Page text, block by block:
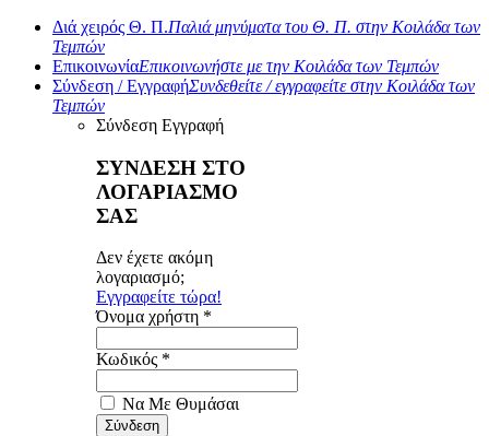
Διά χειρός Θ. Π.Παλιά μηνύματα του Θ. Π. στην Κοιλάδα των
Τεμπών
ΕπικοινωνίαΕπικοινωνήστε με την Κοιλάδα των Τεμπών
Σύνδεση / ΕγγραφήΣυνδεθείτε / εγγραφείτε στην Κοιλάδα των
Τεμπών
Σύνδεση Εγγραφή
ΣΥΝΔΕΣΗ ΣΤΟ
ΛΟΓΑΡΙΑΣΜΟ
ΣΑΣ
Δεν έχετε ακόμη
λογαριασμό;
Εγγραφείτε τώρα!
Όνομα χρήστη *
Κωδικός *
Να Με Θυμάσαι